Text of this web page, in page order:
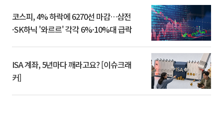
코스피, 4% 하락에 6270선 마감…삼전
·SK하닉 '와르르' 각각 6%·10%대 급락
ISA 계좌, 5년마다 깨라고요? [이슈크래
커]